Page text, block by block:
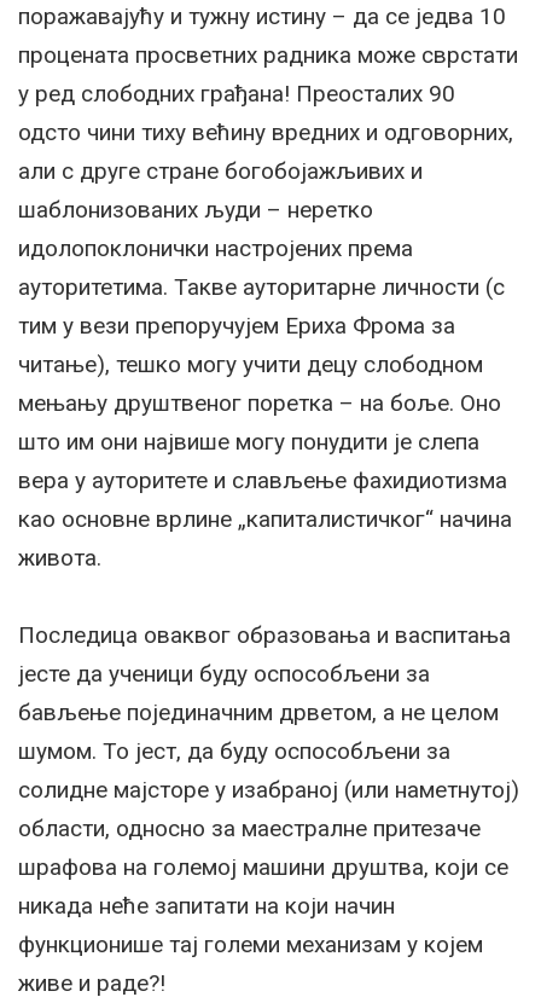
поражавајућу и тужну истину – да се једва 10
процената просветних радника може сврстати
у ред слободних грађана! Преосталих 90
одсто чини тиху већину вредних и одговорних,
али с друге стране богобојажљивих и
шаблонизованих људи – неретко
идолопоклонички настројених према
ауторитетима. Такве ауторитарне личности (с
тим у вези препоручујем Ериха Фрома за
читање), тешко могу учити децу слободном
мењању друштвеног поретка – на боље. Оно
што им они највише могу понудити је слепа
вера у ауторитете и слављење фахидиотизма
као основне врлине „капиталистичког“ начина
живота.
Последица оваквог образовања и васпитања
јесте да ученици буду оспособљени за
бављење појединачним дрветом, а не целом
шумом. То јест, да буду оспособљени за
солидне мајсторе у изабраној (или наметнутој)
области, односно за маестралне притезаче
шрафова на големој машини друштва, који се
никада неће запитати на који начин
функционише тај големи механизам у којем
живе и раде?!